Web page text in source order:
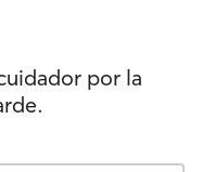
por la